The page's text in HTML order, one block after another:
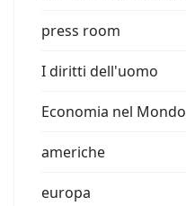
press room
I diritti dell'uomo
Economia nel Mondo
americhe
europa